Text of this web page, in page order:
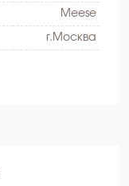
Meese
г.Москва